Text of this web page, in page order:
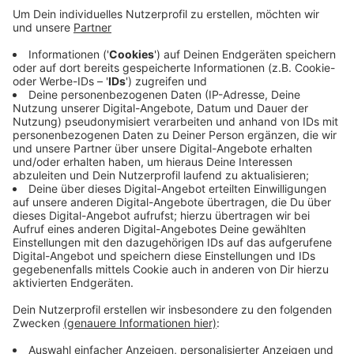
Die Polizisten sind Teil einer sogenannten Mobilen
Kontroll- und Überwachungseinheit, so der CDU-
Bundestagsabgeordnete Günter Krings. Sie sollen zum
Beispiel gegen Rauschgift- und Gewaltkriminalität und
illegale Migration in der Grenzregion zu der Niederlande
und Belgien vorgehen. Gleichzeitig sollen sie aber auch
die bereits in Mönchengladbach tätigen Beamten
unterstützen, zum Beispiel bei Einsätzen im Umfeld
des Hauptbahnhofs.
Anzeige